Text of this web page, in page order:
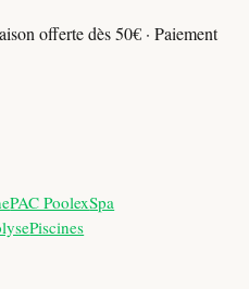
offerte dès 50€ · Paiement
PAC PoolexSpa
Piscines